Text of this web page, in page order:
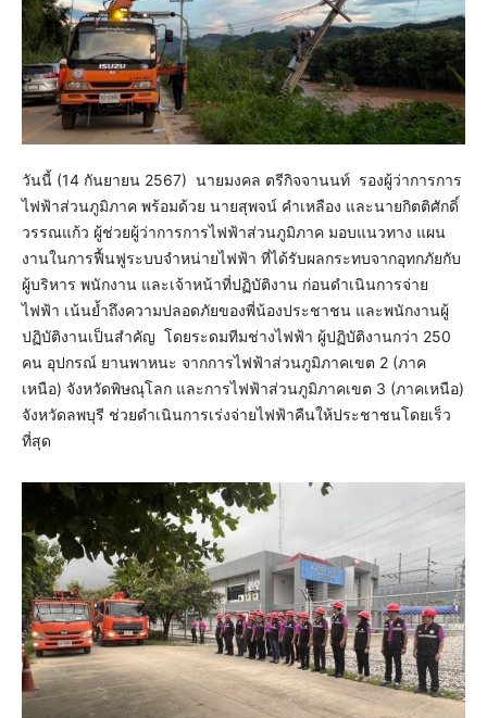
วันนี้ (14 กันยายน 2567) นายมงคล ตรีกิจจานนท์ รองผู้ว่าการการ
ไฟฟ้าส่วนภูมิภาค พร้อมด้วย นายสุพจน์ คำเหลือง และนายกิตติศักดิ์
วรรณแก้ว ผู้ช่วยผู้ว่าการการไฟฟ้าส่วนภูมิภาค มอบแนวทาง แผน
งานในการฟื้นฟูระบบจำหน่ายไฟฟ้า ที่ได้รับผลกระทบจากอุทกภัยกับ
ผู้บริหาร พนักงาน และเจ้าหน้าที่ปฏิบัติงาน ก่อนดำเนินการจ่าย
ไฟฟ้า เน้นย้ำถึงความปลอดภัยของพี่น้องประชาชน และพนักงานผู้
ปฏิบัติงานเป็นสำคัญ โดยระดมทีมช่างไฟฟ้า ผู้ปฏิบัติงานกว่า 250
คน อุปกรณ์ ยานพาหนะ จากการไฟฟ้าส่วนภูมิภาคเขต 2 (ภาค
เหนือ) จังหวัดพิษณุโลก และการไฟฟ้าส่วนภูมิภาคเขต 3 (ภาคเหนือ)
จังหวัดลพบุรี ช่วยดำเนินการเร่งจ่ายไฟฟ้าคืนให้ประชาชนโดยเร็ว
ที่สุด